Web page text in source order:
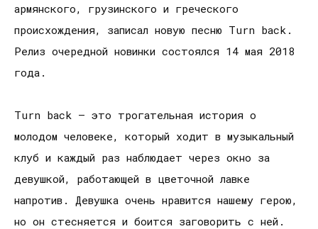
армянского, грузинского и греческого
происхождения, записал новую песню Turn back.
Релиз очередной новинки состоялся 14 мая 2018
года.
Turn back — это трогательная история о
молодом человеке, который ходит в музыкальный
клуб и каждый раз наблюдает через окно за
девушкой, работающей в цветочной лавке
напротив. Девушка очень нравится нашему герою,
но он стесняется и боится заговорить с ней.